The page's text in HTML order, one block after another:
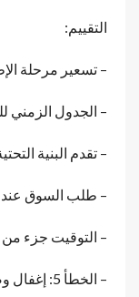
التقييم:
– تسعير مرحلة
– الجدول الزمني
– تقدم البنية
– طلب السوق عند
– التوقيت جزء من
– الخطأ 5: إغفال وضع العملة ومخاطر تخفيض قيمة العملة